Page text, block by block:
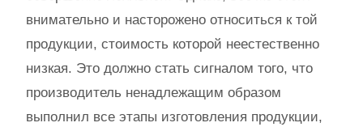
внимательно и насторожено относиться к той
продукции, стоимость которой неестественно
низкая. Это должно стать сигналом того, что
производитель ненадлежащим образом
выполнил все этапы изготовления продукции,